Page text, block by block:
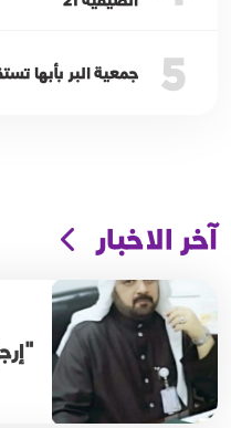
5 جمعية البر بأبها
آخر الاخبار